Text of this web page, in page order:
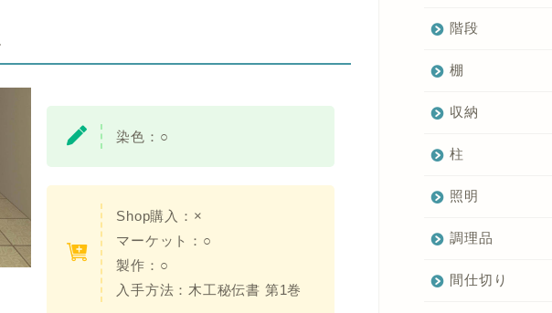
染色： ○
Shop購入： ×
マーケット：○
製作：○
入手方法： 木工秘伝書 第1巻
階段
棚
収納
柱
照明
調理品
間仕切り